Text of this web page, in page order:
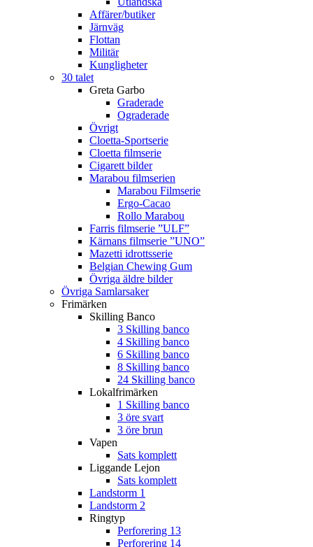
Affärer/butiker
Järnväg
Flottan
Militär
Kungligheter
30 talet
Greta Garbo
Graderade
Ograderade
Övrigt
Cloetta-Sportserie
Cloetta filmserie
Cigarett bilder
Marabou filmserien
Marabou Filmserie
Ergo-Cacao
Rollo Marabou
Farris filmserie ”ULF”
Kärnans filmserie ”UNO”
Mazetti idrottsserie
Belgian Chewing Gum
Övriga äldre bilder
Övriga Samlarsaker
Frimärken
Skilling Banco
3 Skilling banco
4 Skilling banco
6 Skilling banco
8 Skilling banco
24 Skilling banco
Lokalfrimärken
1 Skilling banco
3 öre svart
3 öre brun
Vapen
Sats komplett
Liggande Lejon
Sats komplett
Landstorm 1
Landstorm 2
Ringtyp
Perforering 13
Perforering 14